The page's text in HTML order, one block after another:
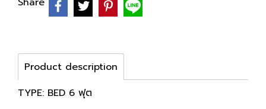
Product description
TYPE: BED 6 ฟุต